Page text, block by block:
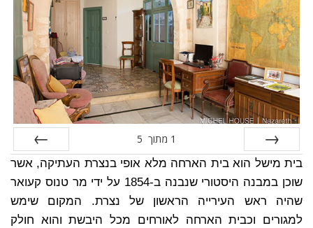
הקודם
1 מתוך 5
הבא
בית מישל הוא בית הארחה מלא אופי בנצרת העתיקה, אשר
שוכן במבנה היסטורי שנבנה ב-1854 על ידי מר טנוס קעואר
שהיה ראש העירייה הראשון של נצרת. המקום שימש
למגורים וכבית הארחה לאורחים מכל היבשת והוא חולק